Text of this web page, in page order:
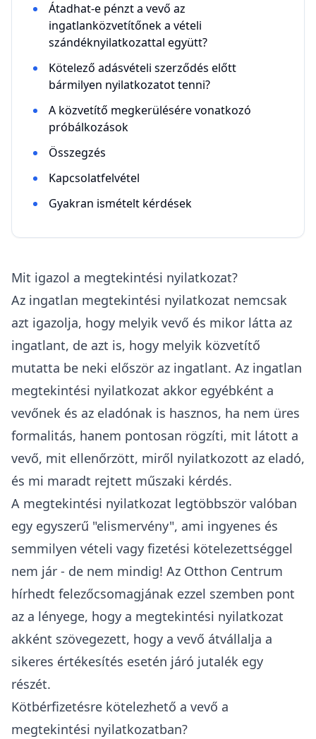
Átadhat-e pénzt a vevő az
ingatlanközvetítőnek a vételi
szándéknyilatkozattal együtt?
Kötelező adásvételi szerződés előtt
bármilyen nyilatkozatot tenni?
A közvetítő megkerülésére vonatkozó
próbálkozások
Összegzés
Kapcsolatfelvétel
Gyakran ismételt kérdések
Mit igazol a megtekintési nyilatkozat?
Az ingatlan megtekintési nyilatkozat nemcsak
azt igazolja, hogy melyik vevő és mikor látta az
ingatlant, de azt is, hogy melyik közvetítő
mutatta be neki először az ingatlant. Az ingatlan
megtekintési nyilatkozat akkor egyébként a
vevőnek és az eladónak is hasznos, ha nem üres
formalitás, hanem pontosan rögzíti, mit látott a
vevő, mit ellenőrzött, miről nyilatkozott az eladó,
és mi maradt rejtett műszaki kérdés.
A megtekintési nyilatkozat legtöbbször valóban
egy egyszerű "elismervény", ami ingyenes és
semmilyen vételi vagy fizetési kötelezettséggel
nem jár - de nem mindig! Az Otthon Centrum
hírhedt felezőcsomagjának ezzel szemben pont
az a lényege, hogy a megtekintési nyilatkozat
akként szövegezett, hogy a vevő átvállalja a
sikeres értékesítés esetén járó jutalék egy
részét.
Kötbérfizetésre kötelezhető a vevő a
megtekintési nyilatkozatban?